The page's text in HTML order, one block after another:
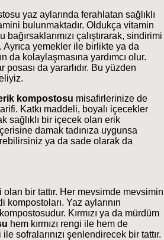
yaz aylarında ferahlatan sağlıklı
bulunmaktadır. Oldukça vitamin
çalıştırarak, sindirimi
Ayrıca yemekler ile birlikte ya da
da kolaylaşmasına yardımcı olur.
da yararlıdır. Bu yüzden
kompostosu misafirlerinize de
Katkı maddeli, boyalı içecekler
sağlıklı bir içecek olan erik
damak tadınıza uygunsa
ya da sade olarak da
bir tattır. Her mevsimde mevsimin
Yaz aylarının
Kırmızı ya da mürdüm
hem kırmızı rengi ile hem de
sofralarınızı şenlendirecek bir tattır.